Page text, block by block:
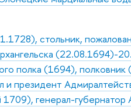
стольник,
(22.08.1694)-
полка (1694), полковник
президент
генерал-